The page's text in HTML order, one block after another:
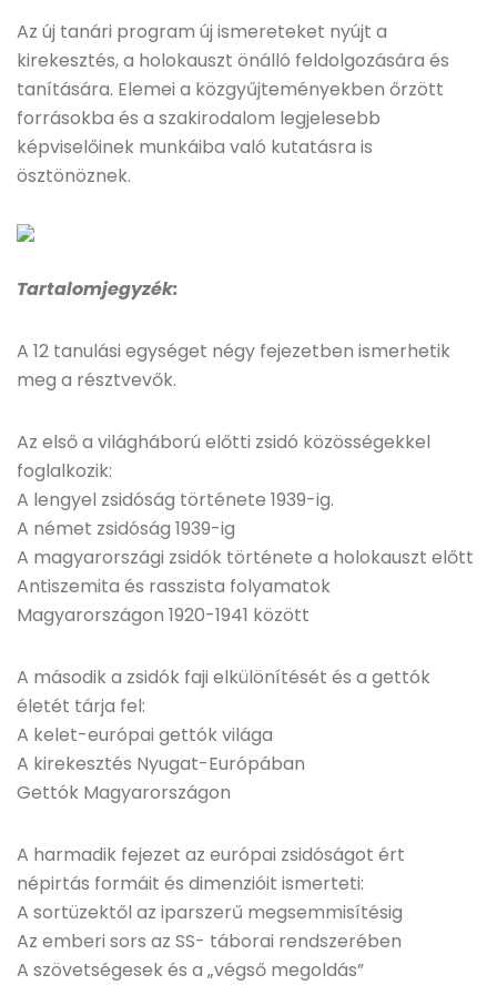
Az új tanári program új ismereteket nyújt a
kirekesztés, a holokauszt önálló feldolgozására és
tanítására. Elemei a közgyűjteményekben őrzött
forrásokba és a szakirodalom legjelesebb
képviselőinek munkáiba való kutatásra is
ösztönöznek.
Tartalomjegyzék:
A 12 tanulási egységet négy fejezetben ismerhetik
meg a résztvevők.
Az első a világháború előtti zsidó közösségekkel
foglalkozik:
A lengyel zsidóság története 1939-ig.
A német zsidóság 1939-ig
A magyarországi zsidók története a holokauszt előtt
Antiszemita és rasszista folyamatok
Magyarországon 1920-1941 között
A második a zsidók faji elkülönítését és a gettók
életét tárja fel:
A kelet-európai gettók világa
A kirekesztés Nyugat-Európában
Gettók Magyarországon
A harmadik fejezet az európai zsidóságot ért
népirtás formáit és dimenzióit ismerteti:
A sortüzektől az iparszerű megsemmisítésig
Az emberi sors az SS- táborai rendszerében
A szövetségesek és a „végső megoldás”